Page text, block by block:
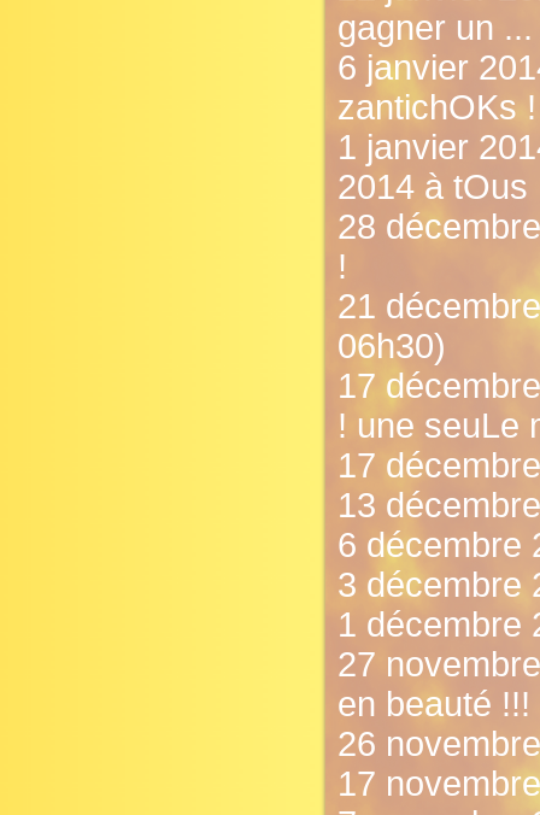
gagner un ...
6 janvier
zantichOKs !
1 janvier
2014 à tOus
28
!
21
06h30)
17
! une seuLe
17
13
6 décembre
3 décembre
1 décembre
27
en beauté !!!
26
17